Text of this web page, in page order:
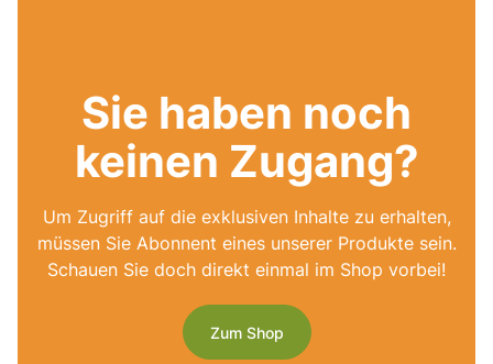
Sie haben noch
keinen Zugang?
Um Zugriff auf die exklusiven Inhalte zu erhalten,
müssen Sie Abonnent eines unserer Produkte sein.
Schauen Sie doch direkt einmal im Shop vorbei!
Zum Shop